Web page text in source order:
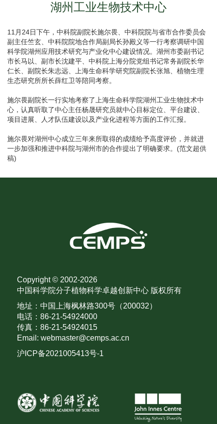
湖州工业生物技术中心
11月24日下午，中科院副院长施尔畏、中科院院与省市合作委员会
副主任竺玄、中科院院地合作局副局长孙殿义等一行考察调研中国
科学院湖州应用技术研究与产业化中心建设情况。湖州市委副书记
市长马以、副市长沈建平、中科院上海分院党组书记常务副院长华
仁长、副院长朱志远、上海生命科学研究院副院长张旭、植物生理
生态研究所所长薛红卫等陪同考察。
施尔畏副院长一行实地考察了上海生命科学院湖州工业生物技术中
心，认真听取了中心主任杨晟研究员就中心目标定位、平台建设、
项目进展、人才队伍建设以及产业化进程等方面的工作汇报。
施尔畏对湖州中心成立三年来所取得的成绩给予高度评价，并就进
一步加强和推进中科院与湖州市的合作提出了明确要求。(范文超供
稿)
Copyright © 2002-2026
中国科学院分子植物科学卓越创新中心 版权所有
地址：中国上海枫林路300号（200032）
电话：86-21-54924000
传真：86-21-54924015
Email: webmaster@cemps.ac.cn
沪ICP备2021005413号-1